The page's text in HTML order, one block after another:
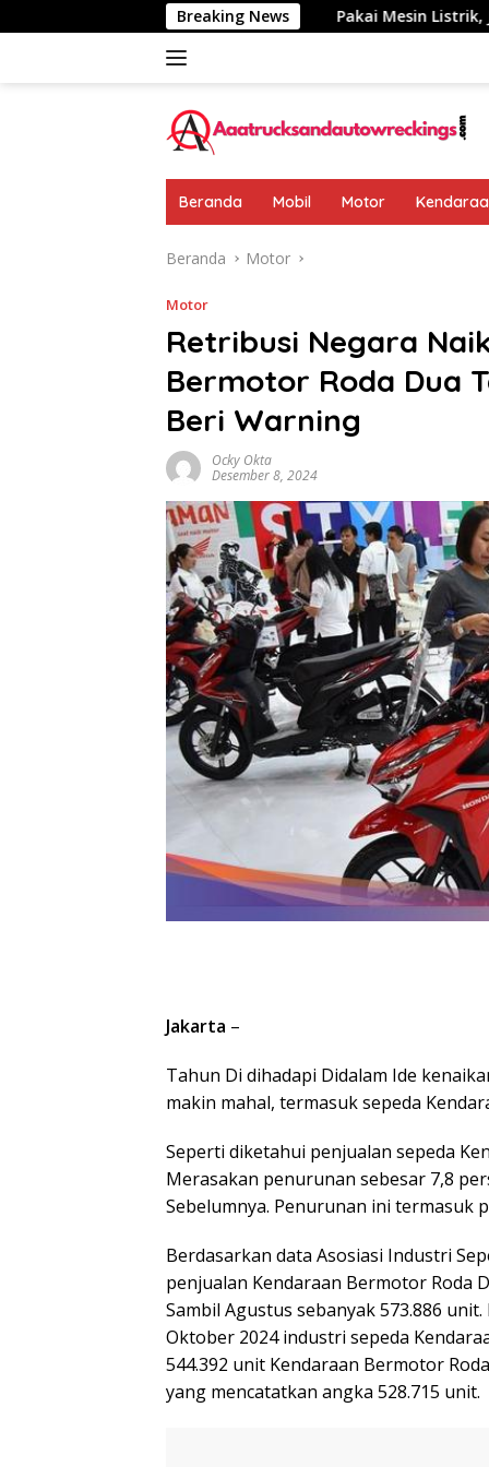
ke
Breaking News
Pakai Mesin Listrik, Jarak
Beranda Mobil Motor
Beranda Motor
Motor
Retribusi Negara
Bermotor Roda Dua
Beri Warning
Ocky Okta
Desember 8, 2024
Jakarta –
Tahun Di dihadapi Didalam Ide
makin mahal, termasuk sepeda
Seperti diketahui penjualan sepeda
Merasakan penurunan sebesar 7,8
Sebelumnya. Penurunan ini termasuk
Berdasarkan data Asosiasi Industri
penjualan Kendaraan Bermotor Roda
Sambil Agustus sebanyak 573.886
Oktober 2024 industri sepeda
544.392 unit Kendaraan Bermotor
yang mencatatkan angka 528.715 unit.